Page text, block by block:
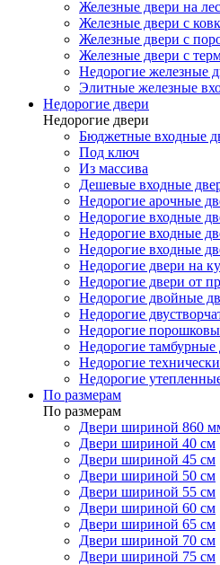
Железные двери на
Железные двери с
Железные двери с
Железные двери с
Недорогие железные
Элитные железные
Недорогие двери
Недорогие двери
Бюджетные входные
Под ключ
Из массива
Дешевые входные
Недорогие арочные
Недорогие входные
Недорогие входные
Недорогие входные
Недорогие двери на
Недорогие двери от
Недорогие двойные
Недорогие
Недорогие
Недорогие тамбурные
Недорогие
Недорогие
По размерам
По размерам
Двери шириной 860
Двери шириной 40 см
Двери шириной 45 см
Двери шириной 50 см
Двери шириной 55 см
Двери шириной 60 см
Двери шириной 65 см
Двери шириной 70 см
Двери шириной 75 см